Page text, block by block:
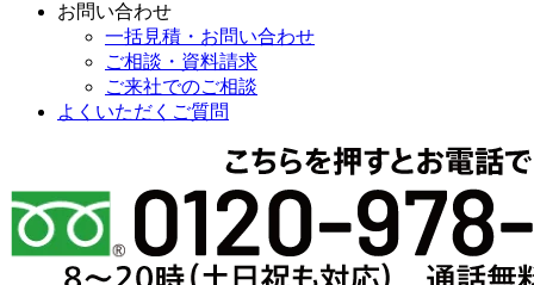
お問い合わせ
一括見積・お問い合わせ
ご相談・資料請求
ご来社でのご相談
よくいただくご質問